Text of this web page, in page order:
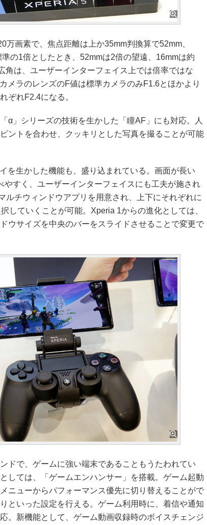
画素で、焦点距離は上か35mm判換算で52mm、
の1倍としたとき、52mmは2倍の望遠、16mmは約
角は、ユーザーインターフェイス上では倍率ではな
メラのレンズのF値は標準カメラのみF1.6とほかより
ぞれF2.4になる。
α」シリーズの技術を生かした「瞳AF」にも対応。人
ントを合わせ、クッキリとした写真を撮ることが可能
を生かした機能も、盛り込まれている。画面が長い
やすく、ユーザーインターフェイスにも工夫が施され
ルチウィンドウアプリを用意され、上下にそれぞれに
していくことが可能。Xperia 1からの進化としては、
ウサイズを中央のバーをスライドさせることで変更で
ドで、ゲームに強い端末であることもうたわれてい
しては、「ゲームエンハンサー」を搭載。ゲーム起動
ニューからパフォーマンス優先に切り替えることがで
といった設定を行える。ゲーム利用時に、着信や通知
。新機能として、ゲーム動画収録時のボイスチェンジ